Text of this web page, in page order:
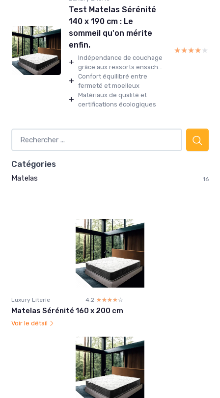
Test Matelas Sérénité
140 x 190 cm : Le
sommeil qu'on mérite
enfin.
+ Indépendance de couchage
grâce aux ressorts ensach...
+ Confort équilibré entre
fermeté et moelleux
+ Matériaux de qualité et
certifications écologiques
★★★★★
★★★★★
Catégories
Matelas 16
Luxury Literie 4.2 ☆☆☆☆☆
★★★★★
Matelas Sérénité 160 x 200 cm
Voir le détail